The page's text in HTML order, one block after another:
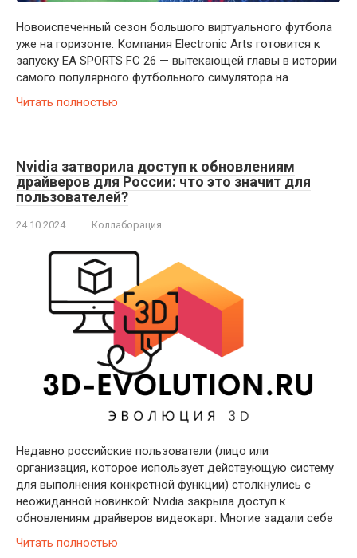
Новоиспеченный сезон большого виртуального футбола
уже на горизонте. Компания Electronic Arts готовится к
запуску EA SPORTS FC 26 — вытекающей главы в истории
самого популярного футбольного симулятора на
Читать полностью
Nvidia затворила доступ к обновлениям
драйверов для России: что это значит для
пользователей?
24.10.2024 Коллаборация
Недавно российские пользователи (лицо или
организация, которое использует действующую систему
для выполнения конкретной функции) столкнулись с
неожиданной новинкой: Nvidia закрыла доступ к
обновлениям драйверов видеокарт. Многие задали себе
Читать полностью